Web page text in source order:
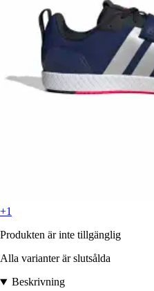
+1
Produkten är inte tillgänglig
Alla varianter är slutsålda
Beskrivning